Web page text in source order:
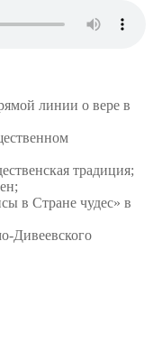
линии о вере в
традиция;
в Стране чудес» в
Дивеевского